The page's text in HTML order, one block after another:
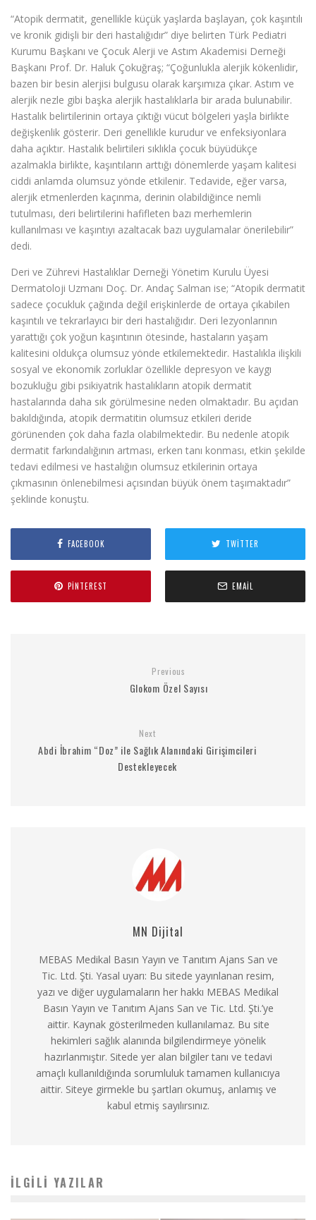
“Atopik dermatit, genellikle küçük yaşlarda başlayan, çok kaşıntılı
ve kronik gidişli bir deri hastalığıdır” diye belirten Türk Pediatri
Kurumu Başkanı ve Çocuk Alerji ve Astım Akademisi Derneği
Başkanı Prof. Dr. Haluk Çokuğraş; “Çoğunlukla alerjik kökenlidir,
bazen bir besin alerjisi bulgusu olarak karşımıza çıkar. Astım ve
alerjik nezle gibi başka alerjik hastalıklarla bir arada bulunabilir.
Hastalık belirtilerinin ortaya çıktığı vücut bölgeleri yaşla birlikte
değişkenlik gösterir. Deri genellikle kurudur ve enfeksiyonlara
daha açıktır. Hastalık belirtileri sıklıkla çocuk büyüdükçe
azalmakla birlikte, kaşıntıların arttığı dönemlerde yaşam kalitesi
ciddi anlamda olumsuz yönde etkilenir. Tedavide, eğer varsa,
alerjik etmenlerden kaçınma, derinin olabildiğince nemli
tutulması, deri belirtilerini hafifleten bazı merhemlerin
kullanılması ve kaşıntıyı azaltacak bazı uygulamalar önerilebilir”
dedi.
Deri ve Zührevi Hastalıklar Derneği Yönetim Kurulu Üyesi
Dermatoloji Uzmanı Doç. Dr. Andaç Salman ise; “Atopik dermatit
sadece çocukluk çağında değil erişkinlerde de ortaya çıkabilen
kaşıntılı ve tekrarlayıcı bir deri hastalığıdır. Deri lezyonlarının
yarattığı çok yoğun kaşıntının ötesinde, hastaların yaşam
kalitesini oldukça olumsuz yönde etkilemektedir. Hastalıkla ilişkili
sosyal ve ekonomik zorluklar özellikle depresyon ve kaygı
bozukluğu gibi psikiyatrik hastalıkların atopik dermatit
hastalarında daha sık görülmesine neden olmaktadır. Bu açıdan
bakıldığında, atopik dermatitin olumsuz etkileri deride
görünenden çok daha fazla olabilmektedir. Bu nedenle atopik
dermatit farkındalığının artması, erken tanı konması, etkin şekilde
tedavi edilmesi ve hastalığın olumsuz etkilerinin ortaya
çıkmasının önlenebilmesi açısından büyük önem taşımaktadır”
şeklinde konuştu.
FACEBOOK TWITTER
PINTEREST EMAIL
Previous
Glokom Özel Sayısı
Next
Abdi İbrahim “Doz” ile Sağlık Alanındaki Girişimcileri
Destekleyecek
MN Dijital
MEBAS Medikal Basın Yayın ve Tanıtım Ajans San ve
Tic. Ltd. Şti. Yasal uyarı: Bu sitede yayınlanan resim,
yazı ve diğer uygulamaların her hakkı MEBAS Medikal
Basın Yayın ve Tanıtım Ajans San ve Tic. Ltd. Şti.’ye
aittir. Kaynak gösterilmeden kullanılamaz. Bu site
hekimleri sağlık alanında bilgilendirmeye yönelik
hazırlanmıştır. Sitede yer alan bilgiler tanı ve tedavi
amaçlı kullanıldığında sorumluluk tamamen kullanıcıya
aittir. Siteye girmekle bu şartları okumuş, anlamış ve
kabul etmiş sayılırsınız.
İLGILI YAZILAR